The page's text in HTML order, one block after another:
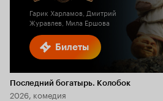
Билеты
Гарик Харламов, Дмитрий
Журавлев, Мила Ершова
Последний богатырь. Колобок
2026, комедия